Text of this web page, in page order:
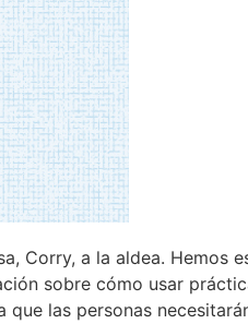
Corry, a la aldea. Hemos
sobre cómo usar
las personas